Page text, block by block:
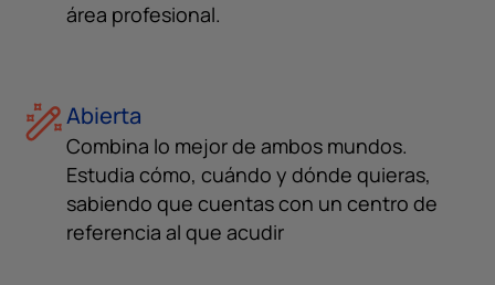
área profesional.
Abierta
Combina lo mejor de ambos mundos.
Estudia cómo, cuándo y dónde quieras,
sabiendo que cuentas con un centro de
referencia al que acudir